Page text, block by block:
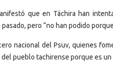
que en Táchira han
pero “no han podido
nacional del Psuv, quienes
pueblo tachirense porque es